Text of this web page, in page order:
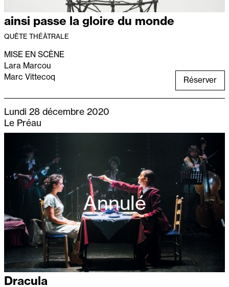
ainsi passe la gloire du monde
QUÊTE THÉÂTRALE
MISE EN SCÈNE
Lara Marcou
Marc Vittecoq
Réserver
Lundi 28 décembre 2020
Le Préau
Annulé
Dracula